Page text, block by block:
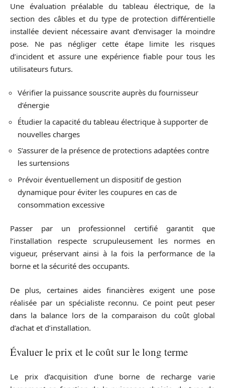
Une évaluation préalable du tableau électrique, de la
section des câbles et du type de protection différentielle
installée devient nécessaire avant d’envisager la moindre
pose. Ne pas négliger cette étape limite les risques
d’incident et assure une expérience fiable pour tous les
utilisateurs futurs.
Vérifier la puissance souscrite auprès du fournisseur
d’énergie
Étudier la capacité du tableau électrique à supporter de
nouvelles charges
S’assurer de la présence de protections adaptées contre
les surtensions
Prévoir éventuellement un dispositif de gestion
dynamique pour éviter les coupures en cas de
consommation excessive
Passer par un professionnel certifié garantit que
l’installation respecte scrupuleusement les normes en
vigueur, préservant ainsi à la fois la performance de la
borne et la sécurité des occupants.
De plus, certaines aides financières exigent une pose
réalisée par un spécialiste reconnu. Ce point peut peser
dans la balance lors de la comparaison du coût global
d’achat et d’installation.
Évaluer le prix et le coût sur le long terme
Le prix d’acquisition d’une borne de recharge varie